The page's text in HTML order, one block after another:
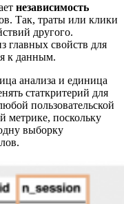
независимость
Так, траты или клики
другого.
главных свойств для
к данным.
анализа и единица
статкритерий для
пользовательской
метрике, поскольку
выборку